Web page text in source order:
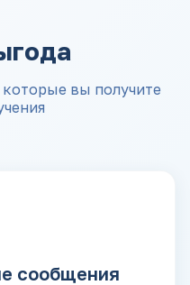
вы получите
сообщения